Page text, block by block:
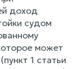
доход
судом
может
1 статьи